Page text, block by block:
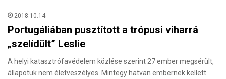
2018.10.14.
Portugáliában pusztított a trópusi viharrá
„szelídült” Leslie
A helyi katasztrófavédelem közlése szerint 27 ember megsérült,
állapotuk nem életveszélyes. Mintegy hatvan embernek kellett